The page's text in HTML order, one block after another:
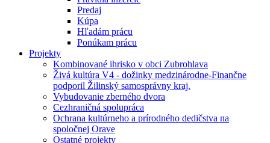
Predaj
Kúpa
Hľadám prácu
Ponúkam prácu
Projekty
Kombinované ihrisko v obci Zubrohlava
Živá kultúra V4 - dožinky medzinárodne-Finančne
podporil Žilinský samosprávny kraj.
Vybudovanie zberného dvora
Cezhraničná spolupráca
Ochrana kultúrneho a prírodného dedičstva na
spoločnej Orave
Ostatné projekty